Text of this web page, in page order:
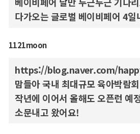
다가오는 글로벌 베이비페어 4일
1121moon
https://blog.naver.com/
맘들아 국내 최대규모 육아박람
작년에 이어서 올해도 오픈런 예
소문내고 왔어요!